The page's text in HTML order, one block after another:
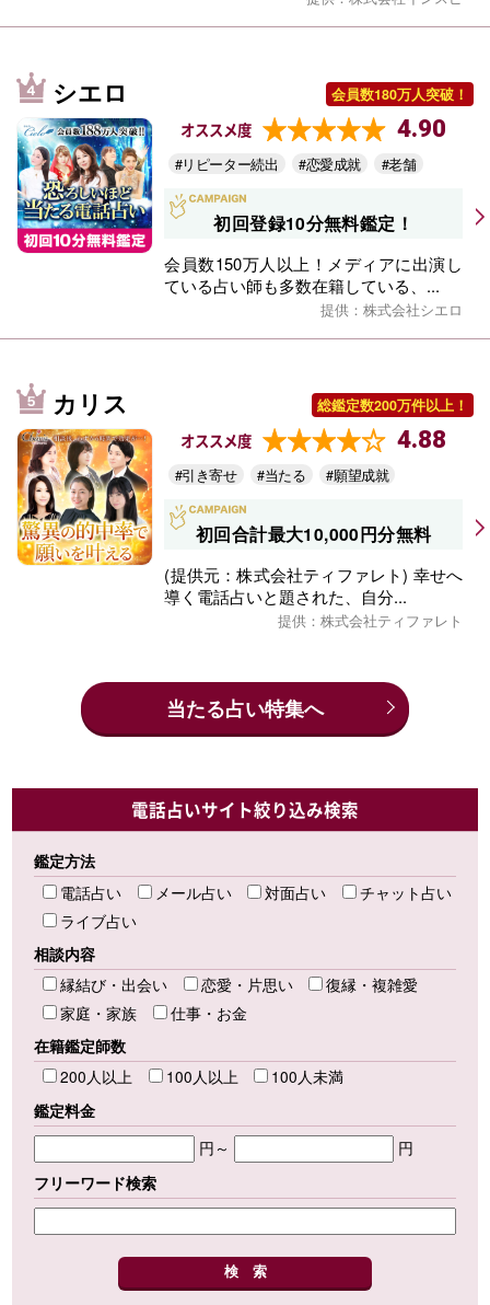
シエロ 会員数180万人突破！
オススメ度 4.90
#リピーター続出 #恋愛成就 #老舗
初回登録10分無料鑑定！
会員数150万人以上！メディアに出演し
ている占い師も多数在籍している、...
提供：株式会社シエロ
カリス 総鑑定数200万件以上！
オススメ度 4.88
#引き寄せ #当たる #願望成就
初回合計最大10,000円分無料
(提供元：株式会社ティファレト) 幸せへ
導く電話占いと題された、自分...
提供：株式会社ティファレト
当たる占い特集へ
電話占いサイト絞り込み検索
鑑定方法
電話占い
メール占い 対面占い
チャット占い
ライブ占い
相談内容
縁結び・出会い
恋愛・片思い
復縁・複雑愛
家庭・家族
仕事・お金
在籍鑑定師数
200人以上
100人以上
100人未満
鑑定料金
円～
円
フリーワード検索